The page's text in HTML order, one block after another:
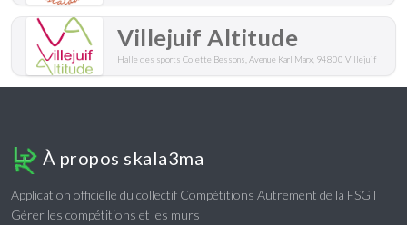
Villejuif Altitude
Halle des sports Colette Bessons, Avenue Karl Marx, 94800 Villejuif
À propos skala3ma
Application officielle du collectif Compétitions Autrement de la FSGT
Gérer les compétitions et les murs